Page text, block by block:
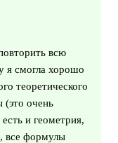
всю
я смогла хорошо
теоретического
(это очень
и геометрия,
все формулы